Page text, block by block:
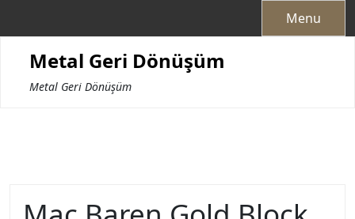
Menu
Metal Geri Dönüşüm
Metal Geri Dönüşüm